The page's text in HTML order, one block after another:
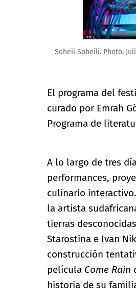
Soheil Soheili. Photo:
El programa del
curado por Emrah
Programa de
A lo largo de tres
performances,
culinario
la artista
tierras
Starostina e Ivan
construcción
película Come Rain
historia de su